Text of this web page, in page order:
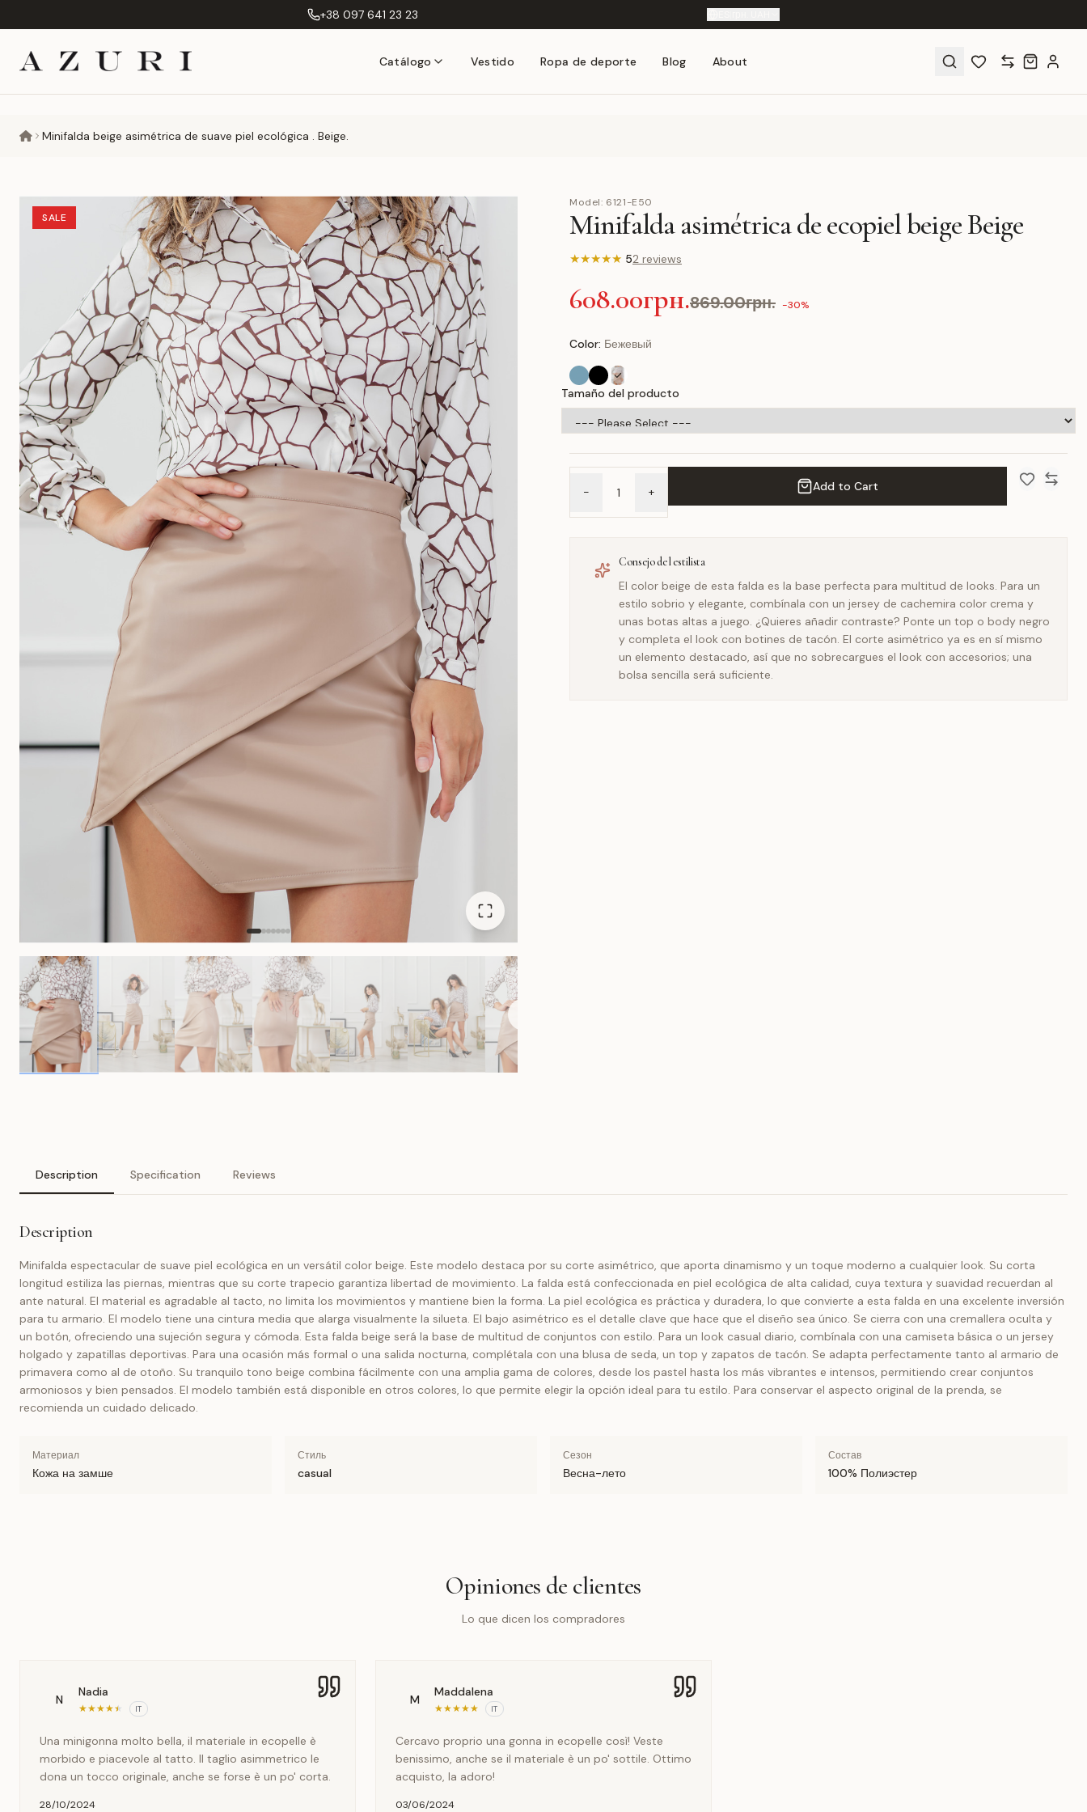
+38 097 641 23 23
Catálogo Vestido Ropa de deporte Blog About
Minifalda beige asimétrica de suave piel ecológica . Beige.
SALE
Model: 6121-E50
Minifalda asimétrica de ecopiel beige Beige
★★★★★ 52 reviews
608.00грн.869.00грн. -30%
Color: Бежевый
Tamaño del producto
- + Add to Cart
Consejo del estilista
El color beige de esta falda es la base perfecta para multitud de looks. Para un
estilo sobrio y elegante, combínala con un jersey de cachemira color crema y
unas botas altas a juego. ¿Quieres añadir contraste? Ponte un top o body negro
y completa el look con botines de tacón. El corte asimétrico ya es en sí mismo
un elemento destacado, así que no sobrecargues el look con accesorios; una
bolsa sencilla será suficiente.
Description Specification Reviews
Description
Minifalda espectacular de suave piel ecológica en un versátil color beige. Este modelo destaca por su corte asimétrico, que aporta dinamismo y un toque moderno a cualquier look. Su corta
longitud estiliza las piernas, mientras que su corte trapecio garantiza libertad de movimiento. La falda está confeccionada en piel ecológica de alta calidad, cuya textura y suavidad recuerdan al
ante natural. El material es agradable al tacto, no limita los movimientos y mantiene bien la forma. La piel ecológica es práctica y duradera, lo que convierte a esta falda en una excelente inversión
para tu armario. El modelo tiene una cintura media que alarga visualmente la silueta. El bajo asimétrico es el detalle clave que hace que el diseño sea único. Se cierra con una cremallera oculta y
un botón, ofreciendo una sujeción segura y cómoda. Esta falda beige será la base de multitud de conjuntos con estilo. Para un look casual diario, combínala con una camiseta básica o un jersey
holgado y zapatillas deportivas. Para una ocasión más formal o una salida nocturna, complétala con una blusa de seda, un top y zapatos de tacón. Se adapta perfectamente tanto al armario de
primavera como al de otoño. Su tranquilo tono beige combina fácilmente con una amplia gama de colores, desde los pastel hasta los más vibrantes e intensos, permitiendo crear conjuntos
armoniosos y bien pensados. El modelo también está disponible en otros colores, lo que permite elegir la opción ideal para tu estilo. Para conservar el aspecto original de la prenda, se
recomienda un cuidado delicado.
Материал
Кожа на замше
Стиль
casual
Сезон
Весна-лето
Состав
100% Полиэстер
Opiniones de clientes
Lo que dicen los compradores
N
Nadia
★★★★★ IT
Una minigonna molto bella, il materiale in ecopelle è
morbido e piacevole al tatto. Il taglio asimmetrico le
dona un tocco originale, anche se forse è un po' corta.
28/10/2024
M
Maddalena
★★★★★ IT
Cercavo proprio una gonna in ecopelle così! Veste
benissimo, anche se il materiale è un po' sottile. Ottimo
acquisto, la adoro!
03/06/2024